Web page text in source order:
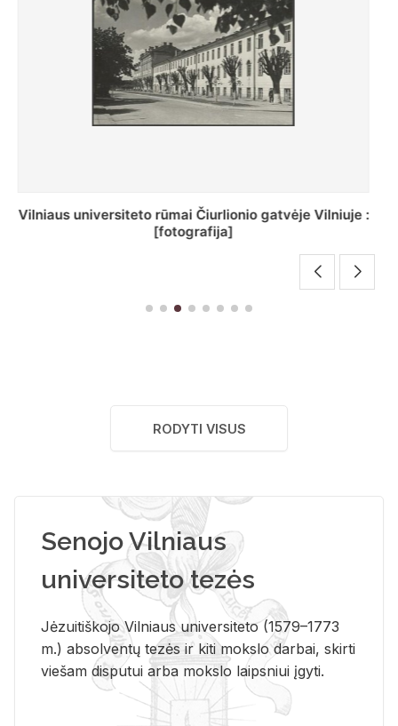
St. Batoro universiteto J. Pilsudskio kolegija :
[fotografija]
RODYTI VISUS
Senojo Vilniaus
universiteto tezės
Jėzuitiškojo Vilniaus universiteto (1579–1773
m.) absolventų tezės ir kiti mokslo darbai, skirti
viešam disputui arba mokslo laipsniui įgyti.